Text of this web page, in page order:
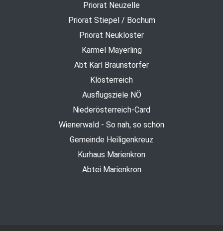
Priorat Neuzelle
Priorat Stiepel / Bochum
Priorat Neukloster
Karmel Mayerling
Abt Karl Braunstorfer
Klösterreich
Ausflugsziele NÖ
Niederösterreich-Card
Wienerwald - So nah, so schön
Gemeinde Heiligenkreuz
Kurhaus Marienkron
Abtei Marienkron